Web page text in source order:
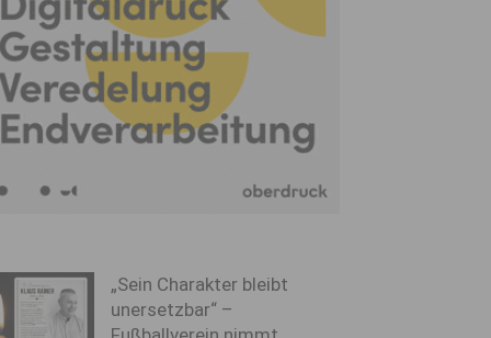
„Sein Charakter bleibt
unersetzbar“ –